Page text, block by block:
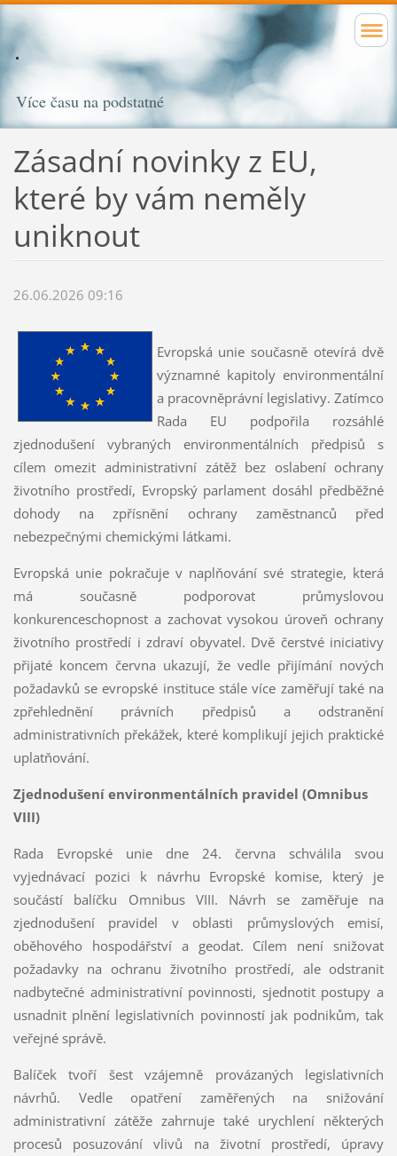
Více času na podstatné
Zásadní novinky z EU,
které by vám neměly
uniknout
26.06.2026 09:16
Evropská unie současně otevírá dvě
významné kapitoly environmentální
a pracovněprávní legislativy. Zatímco
Rada EU podpořila rozsáhlé
zjednodušení vybraných environmentálních předpisů s
cílem omezit administrativní zátěž bez oslabení ochrany
životního prostředí, Evropský parlament dosáhl předběžné
dohody na zpřísnění ochrany zaměstnanců před
nebezpečnými chemickými látkami.
Evropská unie pokračuje v naplňování své strategie, která
má současně podporovat průmyslovou
konkurenceschopnost a zachovat vysokou úroveň ochrany
životního prostředí i zdraví obyvatel. Dvě čerstvé iniciativy
přijaté koncem června ukazují, že vedle přijímání nových
požadavků se evropské instituce stále více zaměřují také na
zpřehlednění právních předpisů a odstranění
administrativních překážek, které komplikují jejich praktické
uplatňování.
Zjednodušení environmentálních pravidel (Omnibus
VIII)
Rada Evropské unie dne 24. června schválila svou
vyjednávací pozici k návrhu Evropské komise, který je
součástí balíčku Omnibus VIII. Návrh se zaměřuje na
zjednodušení pravidel v oblasti průmyslových emisí,
oběhového hospodářství a geodat. Cílem není snižovat
požadavky na ochranu životního prostředí, ale odstranit
nadbytečné administrativní povinnosti, sjednotit postupy a
usnadnit plnění legislativních povinností jak podnikům, tak
veřejné správě.
Balíček tvoří šest vzájemně provázaných legislativních
návrhů. Vedle opatření zaměřených na snižování
administrativní zátěže zahrnuje také urychlení některých
procesů posuzování vlivů na životní prostředí, úpravy